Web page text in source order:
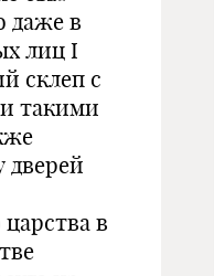
даже в
лиц I
склеп с
такими
дверей
в